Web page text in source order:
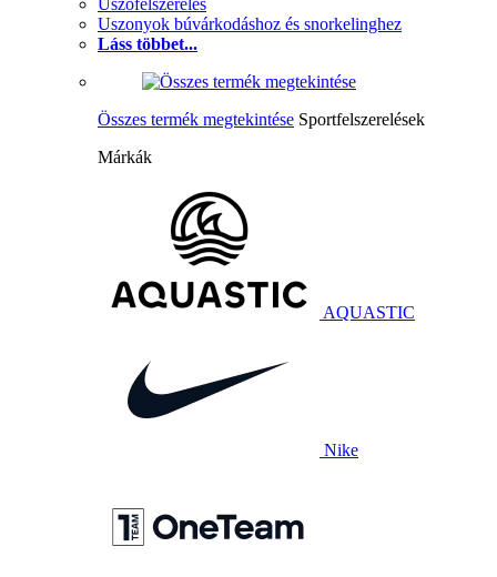
Úszófelszerelés
Uszonyok búvárkodáshoz és snorkelinghez
Láss többet...
Összes termék megtekintése Sportfelszerelések
Márkák
AQUASTIC
Nike